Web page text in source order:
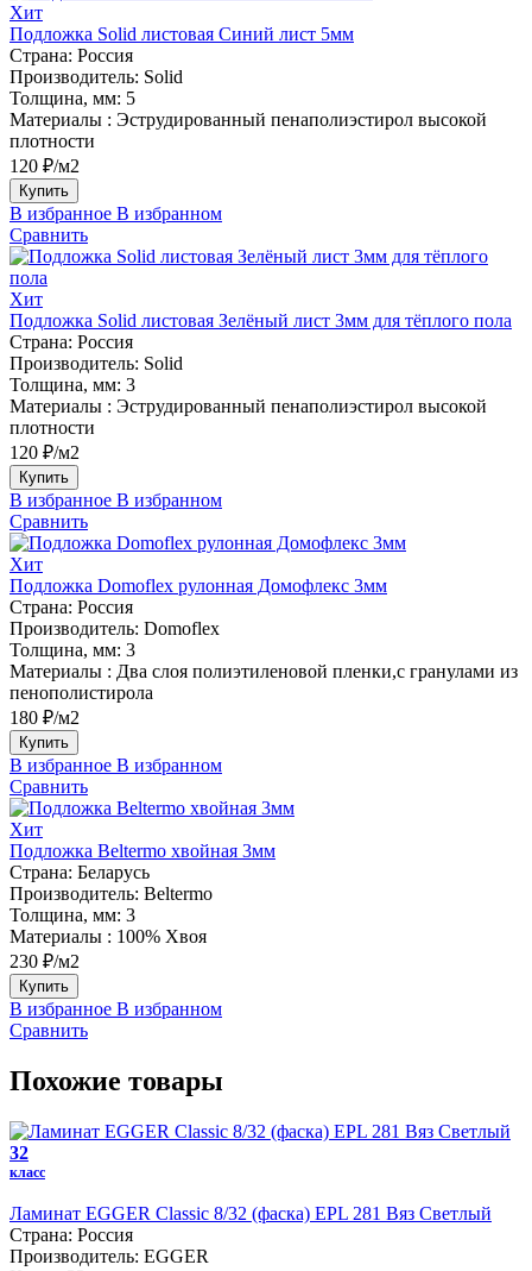
Хит
Подложка Solid листовая Синий лист 5мм
Страна: Россия
Производитель: Solid
Толщина, мм: 5
Материалы : Эструдированный пенаполиэстирол высокой
плотности
120 ₽/м2
Купить
В избранное В избранном
Сравнить
Хит
Подложка Solid листовая Зелёный лист 3мм для тёплого пола
Страна: Россия
Производитель: Solid
Толщина, мм: 3
Материалы : Эструдированный пенаполиэстирол высокой
плотности
120 ₽/м2
Купить
В избранное В избранном
Сравнить
Хит
Подложка Domoflex рулонная Домофлекс 3мм
Страна: Россия
Производитель: Domoflex
Толщина, мм: 3
Материалы : Два слоя полиэтиленовой пленки,с гранулами из
пенополистирола
180 ₽/м2
Купить
В избранное В избранном
Сравнить
Хит
Подложка Beltermo хвойная 3мм
Страна: Беларусь
Производитель: Beltermo
Толщина, мм: 3
Материалы : 100% Хвоя
230 ₽/м2
Купить
В избранное В избранном
Сравнить
Похожие товары
32
класс
Ламинат EGGER Classic 8/32 (фаска) EPL 281 Вяз Светлый
Страна: Россия
Производитель: EGGER